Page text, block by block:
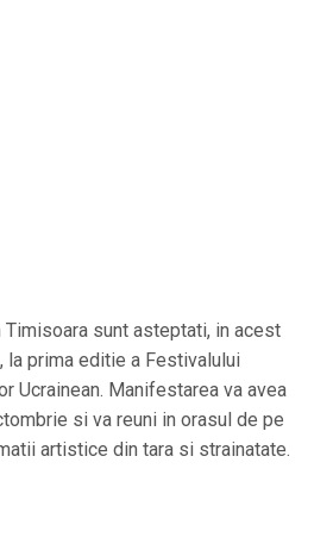
sunt asteptati, in acest
la prima editie a Festivalului
Ucrainean. Manifestarea va avea
si va reuni in orasul de pe
artistice din tara si strainatate.